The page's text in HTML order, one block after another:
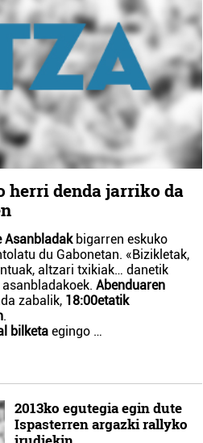
herri denda jarriko da
Asanbladakbigarren eskuko
du Gabonetan. «Bizikletak,
altzari txikiak… danetik
asanbladakoek.Abenduaren
zabalik, 18:00etatik
.
bilketa egingo …
2013ko egutegia egin dute
Ispasterren argazki rallyko